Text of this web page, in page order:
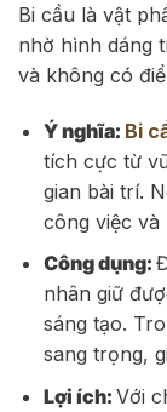
Bi cầu là vật
nhờ hình dáng
và không có
Ý nghĩa: Bi
tích cực từ
gian bài trí.
công việc và
Công dụng:
nhân giữ
sáng tạo.
sang trọng,
Lợi ích: Với